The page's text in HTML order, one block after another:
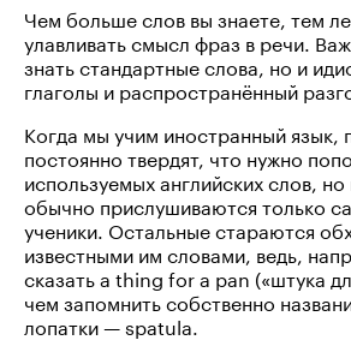
Чем больше слов вы знаете, тем
улавливать смысл фраз в речи.
знать стандартные слова, но и
глаголы и распространённый
Когда мы учим иностранный язык,
постоянно твердят, что нужно
используемых английских слов,
обычно прислушиваются только
ученики. Остальные стараются
известными им словами, ведь,
сказать a thing for a pan («штука
чем запомнить собственно
лопатки — spatula.